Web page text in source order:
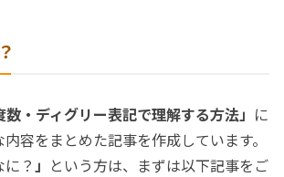
数・ディグリー表記で理解する方法」 に
容をまとめた記事を作成しています。
に？ 」 という方は、まずは以下記事をご